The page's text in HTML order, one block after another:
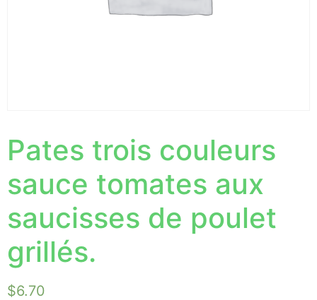
Pates trois couleurs
sauce tomates aux
saucisses de poulet
grillés.
$6.70